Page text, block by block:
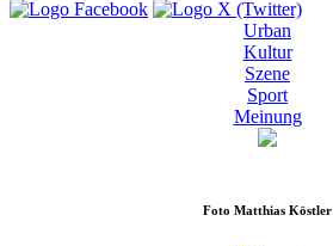
Urban
Kultur
Szene
Sport
Meinung
Foto Matthias Köstler